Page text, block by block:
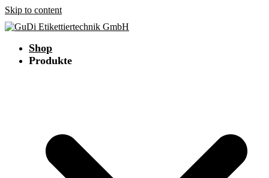
Skip to content
Shop
Produkte